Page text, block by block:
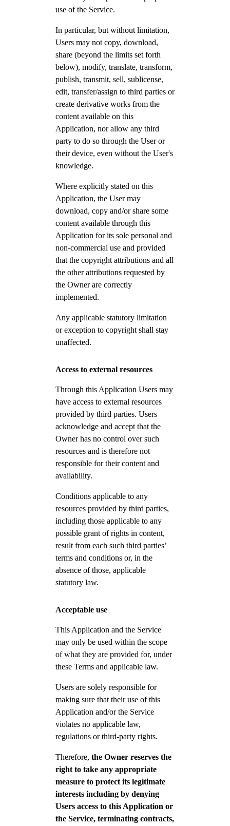
use of the Service.
In particular, but without limitation,
Users may not copy, download,
share (beyond the limits set forth
below), modify, translate, transform,
publish, transmit, sell, sublicense,
edit, transfer/assign to third parties or
create derivative works from the
content available on this
Application, nor allow any third
party to do so through the User or
their device, even without the User's
knowledge.
Where explicitly stated on this
Application, the User may
download, copy and/or share some
content available through this
Application for its sole personal and
non-commercial use and provided
that the copyright attributions and all
the other attributions requested by
the Owner are correctly
implemented.
Any applicable statutory limitation
or exception to copyright shall stay
unaffected.
Access to external resources
Through this Application Users may
have access to external resources
provided by third parties. Users
acknowledge and accept that the
Owner has no control over such
resources and is therefore not
responsible for their content and
availability.
Conditions applicable to any
resources provided by third parties,
including those applicable to any
possible grant of rights in content,
result from each such third parties’
terms and conditions or, in the
absence of those, applicable
statutory law.
Acceptable use
This Application and the Service
may only be used within the scope
of what they are provided for, under
these Terms and applicable law.
Users are solely responsible for
making sure that their use of this
Application and/or the Service
violates no applicable law,
regulations or third-party rights.
Therefore, the Owner reserves the
right to take any appropriate
measure to protect its legitimate
interests including by denying
Users access to this Application or
the Service, terminating contracts,